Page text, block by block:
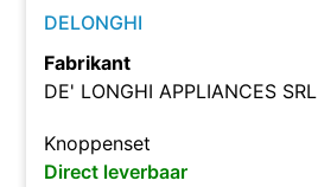
DELONGHI
Fabrikant
DE' LONGHI APPLIANCES SRL
Knoppenset
Direct leverbaar